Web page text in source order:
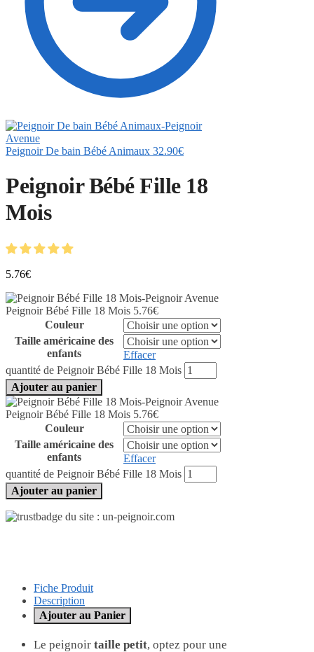
Peignoir De bain Bébé Animaux 32.90€
Peignoir Bébé Fille 18
Mois
5.76€
Peignoir Bébé Fille 18 Mois 5.76€
Couleur
Taille américaine des
enfants
Effacer
quantité de Peignoir Bébé Fille 18 Mois
Ajouter au panier
Peignoir Bébé Fille 18 Mois 5.76€
Couleur
Taille américaine des
enfants
Effacer
quantité de Peignoir Bébé Fille 18 Mois
Ajouter au panier
Fiche Produit
Description
Ajouter au Panier
Le peignoir taille petit, optez pour une